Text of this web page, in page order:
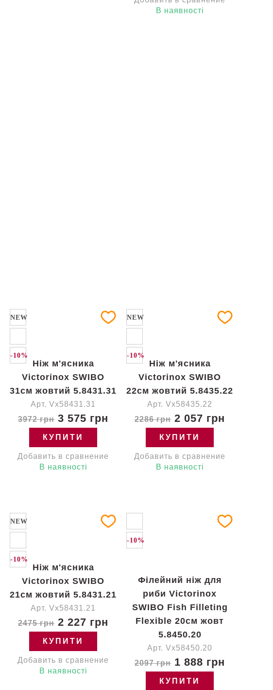
В наявності
NEW
-10%
Ніж м'ясника
Victorinox SWIBO
31см жовтий 5.8431.31
Арт. Vx58431.31
3972 грн 3 575 грн
КУПИТИ
Добавить в сравнение
В наявності
NEW
-10%
Ніж м'ясника
Victorinox SWIBO
22см жовтий 5.8435.22
Арт. Vx58435.22
2286 грн 2 057 грн
КУПИТИ
Добавить в сравнение
В наявності
NEW
-10%
Ніж м'ясника
Victorinox SWIBO
21см жовтий 5.8431.21
Арт. Vx58431.21
2475 грн 2 227 грн
КУПИТИ
Добавить в сравнение
В наявності
-10%
Філейний ніж для
риби Victorinox
SWIBO Fish Filleting
Flexible 20см жовт
5.8450.20
Арт. Vx58450.20
2097 грн 1 888 грн
КУПИТИ